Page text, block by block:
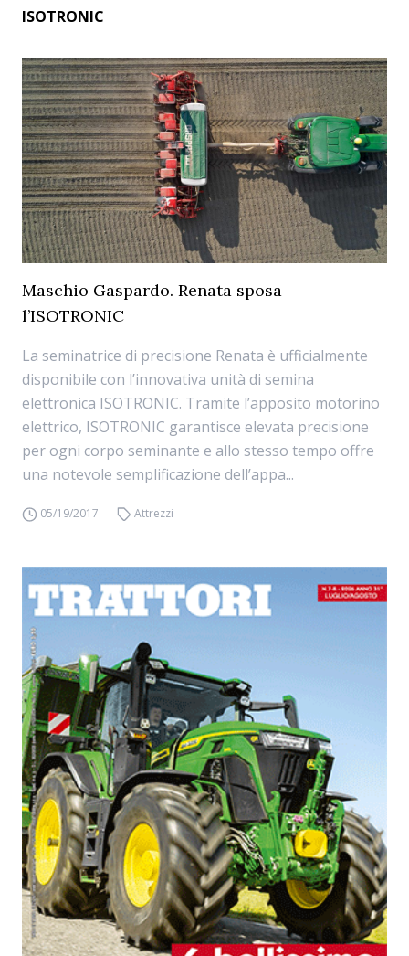
ISOTRONIC
Maschio Gaspardo. Renata sposa
l’ISOTRONIC
La seminatrice di precisione Renata è ufficialmente
disponibile con l’innovativa unità di semina
elettronica ISOTRONIC. Tramite l’apposito motorino
elettrico, ISOTRONIC garantisce elevata precisione
per ogni corpo seminante e allo stesso tempo offre
una notevole semplificazione dell’appa...
05/19/2017 Attrezzi